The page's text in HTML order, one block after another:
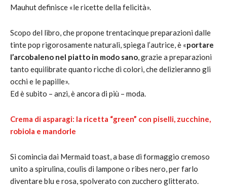
Mauhut definisce «le ricette della felicità».
Scopo del libro, che propone trentacinque preparazioni dalle
tinte pop rigorosamente naturali, spiega l’autrice, è «portare
l’arcobaleno nel piatto in modo sano, grazie a preparazioni
tanto equilibrate quanto ricche di colori, che delizieranno gli
occhi e le papille».
Ed è subito – anzi, è ancora di più – moda.
Crema di asparagi: la ricetta “green” con piselli, zucchine,
robiola e mandorle
Si comincia dai Mermaid toast, a base di formaggio cremoso
unito a spirulina, coulis di lampone o ribes nero, per farlo
diventare blu e rosa, spolverato con zucchero glitterato.